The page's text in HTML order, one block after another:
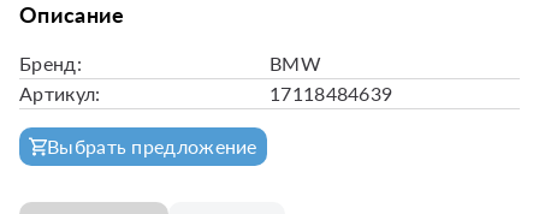
Описание
Бренд:
BMW
Артикул:
17118484639
Выбрать предложение